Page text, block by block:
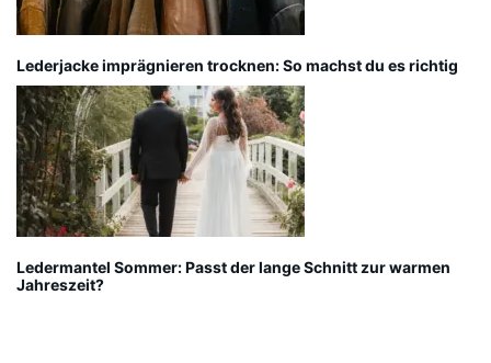
Lederjacke imprägnieren trocknen: So machst du es richtig
Ledermantel Sommer: Passt der lange Schnitt zur warmen
Jahreszeit?